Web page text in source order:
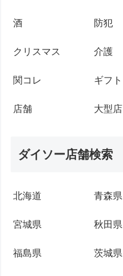
酒 防犯
クリスマス 介護
関コレ ギフト
店舗 大型店
ダイソー店舗検索
北海道 青森県
宮城県 秋田県
福島県 茨城県